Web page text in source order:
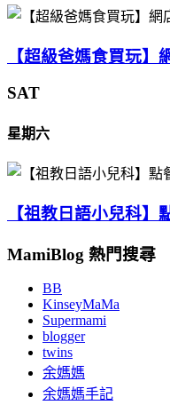
【超級爸媽食買玩】
SAT
星期六
【祖教日語小兒科】
MamiBlog 熱門搜尋
BB
KinseyMaMa
Supermami
blogger
twins
余媽媽
余媽媽手記